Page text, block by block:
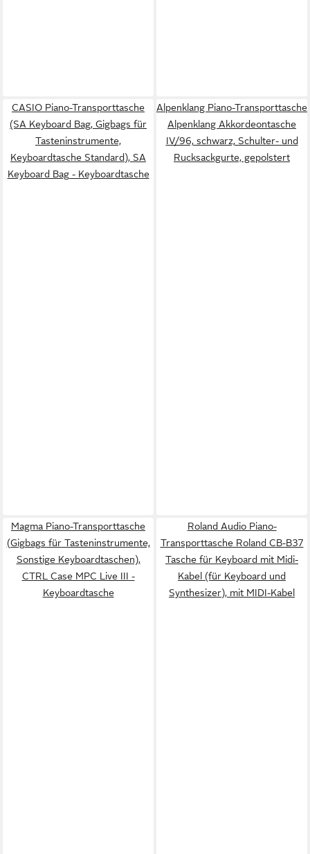
CASIO Piano-Transporttasche
(SA Keyboard Bag, Gigbags für
Tasteninstrumente,
Keyboardtasche Standard), SA
Keyboard Bag - Keyboardtasche
Alpenklang Piano-Transporttasche
Alpenklang Akkordeontasche
IV/96, schwarz, Schulter- und
Rucksackgurte, gepolstert
Magma Piano-Transporttasche
(Gigbags für Tasteninstrumente,
Sonstige Keyboardtaschen),
CTRL Case MPC Live III -
Keyboardtasche
Roland Audio Piano-
Transporttasche Roland CB-B37
Tasche für Keyboard mit Midi-
Kabel (für Keyboard und
Synthesizer), mit MIDI-Kabel